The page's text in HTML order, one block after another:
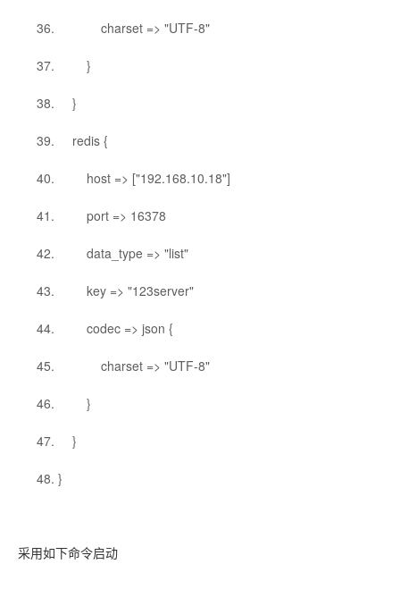
charset => "UTF-8"
}
}
redis {
host => ["192.168.10.18"]
port => 16378
data_type => "list"
key => "123server"
codec => json {
charset => "UTF-8"
}
}
}
采用如下命令启动